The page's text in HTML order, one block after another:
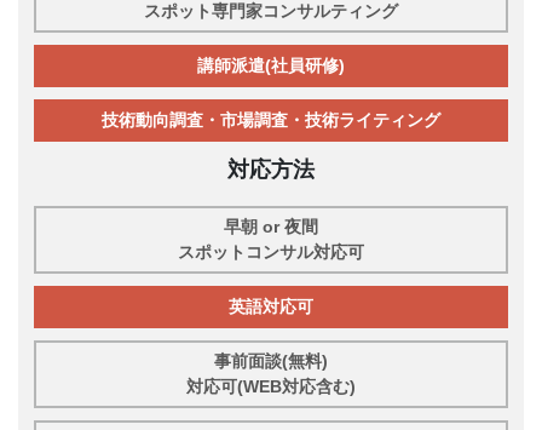
スポット専門家コンサルティング
講師派遣(社員研修)
技術動向調査・市場調査・技術ライティング
対応方法
早朝 or 夜間
スポットコンサル対応可
英語対応可
事前面談(無料)
対応可(WEB対応含む)